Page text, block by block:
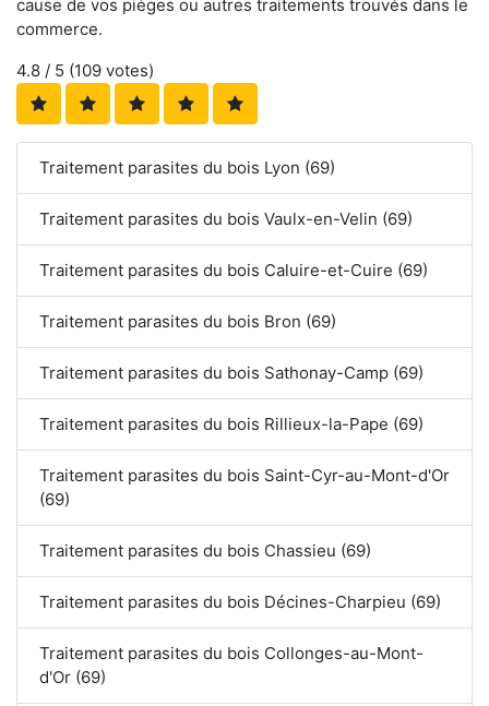
cause de vos pièges ou autres traitements trouvés dans le
commerce.
4.8 / 5 (109 votes)
Traitement parasites du bois Lyon (69)
Traitement parasites du bois Vaulx-en-Velin (69)
Traitement parasites du bois Caluire-et-Cuire (69)
Traitement parasites du bois Bron (69)
Traitement parasites du bois Sathonay-Camp (69)
Traitement parasites du bois Rillieux-la-Pape (69)
Traitement parasites du bois Saint-Cyr-au-Mont-d'Or
(69)
Traitement parasites du bois Chassieu (69)
Traitement parasites du bois Décines-Charpieu (69)
Traitement parasites du bois Collonges-au-Mont-
d'Or (69)